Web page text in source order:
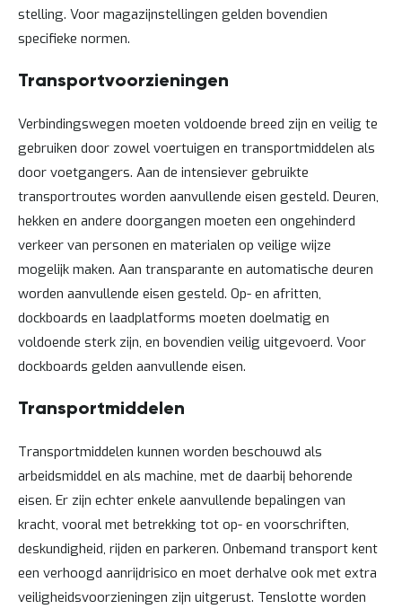
stelling. Voor magazijnstellingen gelden bovendien
specifieke normen.
Transportvoorzieningen
Verbindingswegen moeten voldoende breed zijn en veilig te
gebruiken door zowel voertuigen en transportmiddelen als
door voetgangers. Aan de intensiever gebruikte
transportroutes worden aanvullende eisen gesteld. Deuren,
hekken en andere doorgangen moeten een ongehinderd
verkeer van personen en materialen op veilige wijze
mogelijk maken. Aan transparante en automatische deuren
worden aanvullende eisen gesteld. Op- en afritten,
dockboards en laadplatforms moeten doelmatig en
voldoende sterk zijn, en bovendien veilig uitgevoerd. Voor
dockboards gelden aanvullende eisen.
Transportmiddelen
Transportmiddelen kunnen worden beschouwd als
arbeidsmiddel en als machine, met de daarbij behorende
eisen. Er zijn echter enkele aanvullende bepalingen van
kracht, vooral met betrekking tot op- en voorschriften,
deskundigheid, rijden en parkeren. Onbemand transport kent
een verhoogd aanrijdrisico en moet derhalve ook met extra
veiligheidsvoorzieningen zijn uitgerust. Tenslotte worden